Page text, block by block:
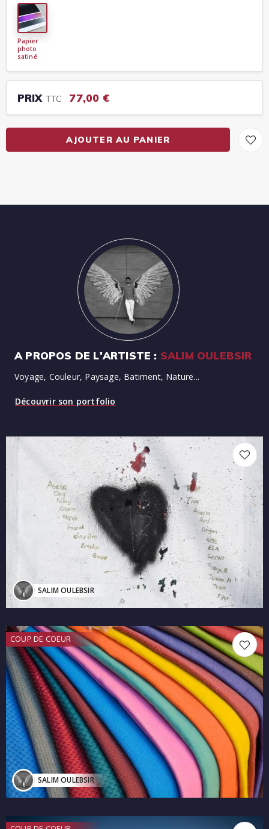
Papier
photo
satiné
PRIX TTC 77,00 €
AJOUTER AU PANIER
A PROPOS DE L'ARTISTE : SALIM OULEBSIR
Voyage, Couleur, Paysage, Batiment, Nature...
Découvrir son portfolio
SALIM OULEBSIR
COUP DE COEUR
SALIM OULEBSIR